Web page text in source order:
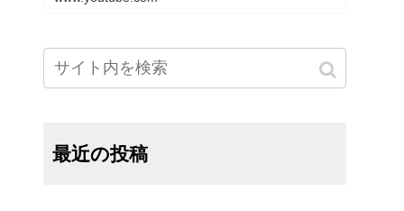
最近の投稿